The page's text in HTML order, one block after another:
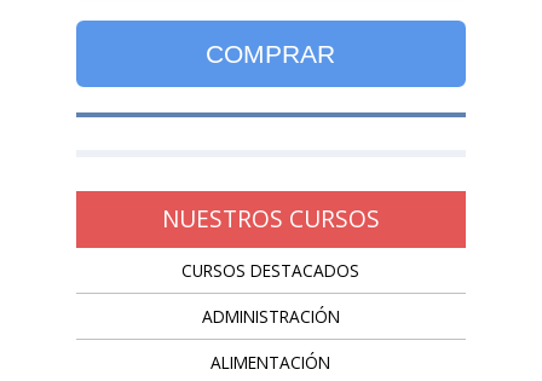
COMPRAR
NUESTROS CURSOS
CURSOS DESTACADOS
ADMINISTRACIÓN
ALIMENTACIÓN